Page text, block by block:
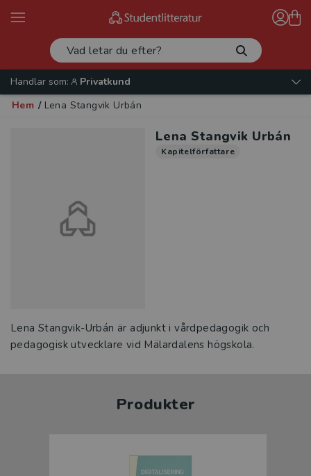
Handlar som:
Privatkund
Hem / Lena Stangvik Urbán
Lena Stangvik Urbán
Kapitelförfattare
Lena Stangvik-Urbán är adjunkt i vårdpedagogik och
pedagogisk utvecklare vid Mälardalens högskola.
Produkter